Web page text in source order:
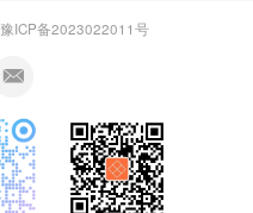
豫ICP备2023022011号